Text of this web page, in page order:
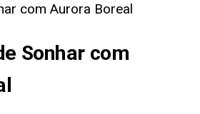
com Aurora Boreal
Sonhar com